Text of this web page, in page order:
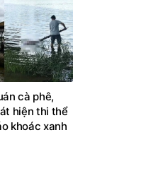
cà phê,
hiện thi thể
khoác xanh